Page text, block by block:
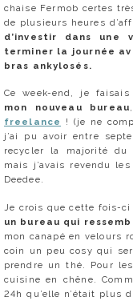
chaise Fermob certes
de plusieurs heures
d’investir dans une
terminer la journée
bras ankylosés.
Ce week-end, je
mon nouveau bureau
freelance
! (je ne
j’ai pu avoir entre
recycler la majorité du
mais j’avais revendu
Deedee.
Je crois que cette fois-
un bureau qui
mon canapé en velours
coin un peu cosy qui
prendre un thé. Pour
cuisine en chêne.
24h qu’elle n’était plus